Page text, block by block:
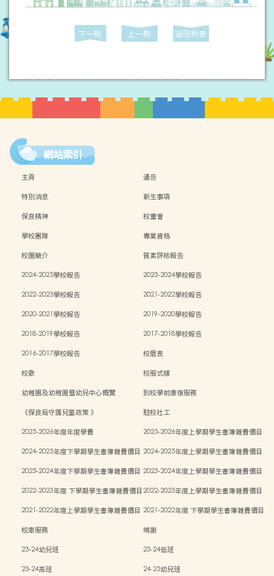
下一則 上一則 返回列表
網站索引
主頁
通告
特別消息
新生事項
保良精神
校董會
學校團隊
專業資格
校園簡介
質素評核報告
2024-2025學校報告
2023-2024學校報告
2022-2023學校報告
2021-2022學校報告
2020-2021學校報告
2019-2020學校報告
2018-2019學校報告
2017-2018學校報告
2016-2017學校報告
校曆表
校歌
校服式樣
幼稚園及幼稚園暨幼兒中心概覽
到校學前康復服務
《保良局守護兒童政策 》
駐校社工
2025-2026年度年度學費
2025-2026年度上學期學生書簿雜費價目
2024-2025年度下學期學生書簿雜費價目 2024-2025年度上學期學生書簿雜費價目
2023-2024年度下學期學生書簿雜費價目 2023-2024年度上學期學生書簿雜費價目
2022-2023年度 下學期學生書簿雜費價目2022-2023年度上學期學生書簿雜費價目
2021-2022年度上學期學生書簿雜費價目 2021-2022年度 下學期學生書簿雜費價目
校車服務
鳴謝
23-24幼兒班
23-24低班
23-24高班
24-25幼兒班